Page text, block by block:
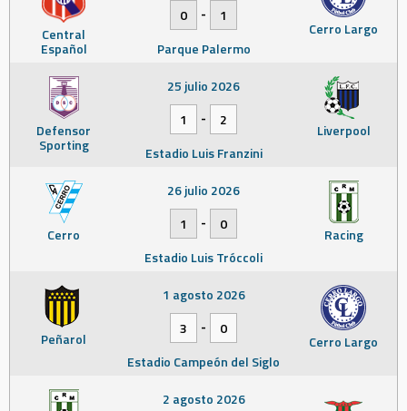
Central
Español
Cerro Largo
0
-
1
Parque Palermo
Defensor
Sporting
Liverpool
25 julio 2026
1
-
2
Estadio Luis Franzini
Cerro Racing
26 julio 2026
1
-
0
Estadio Luis Tróccoli
Peñarol Cerro Largo
1 agosto 2026
3
-
0
Estadio Campeón del Siglo
2 agosto 2026